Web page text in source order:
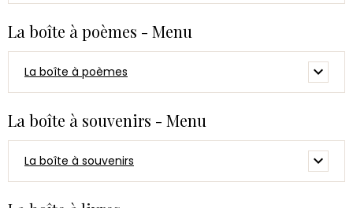
La boîte à poèmes - Menu
La boîte à poèmes
La boîte à souvenirs - Menu
La boîte à souvenirs